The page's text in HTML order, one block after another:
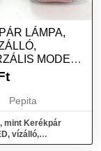
LÁMPA,
MODELL
9 LED...
Pepita
mint Kerékpár
vízálló,
modell 5 Led elől 9